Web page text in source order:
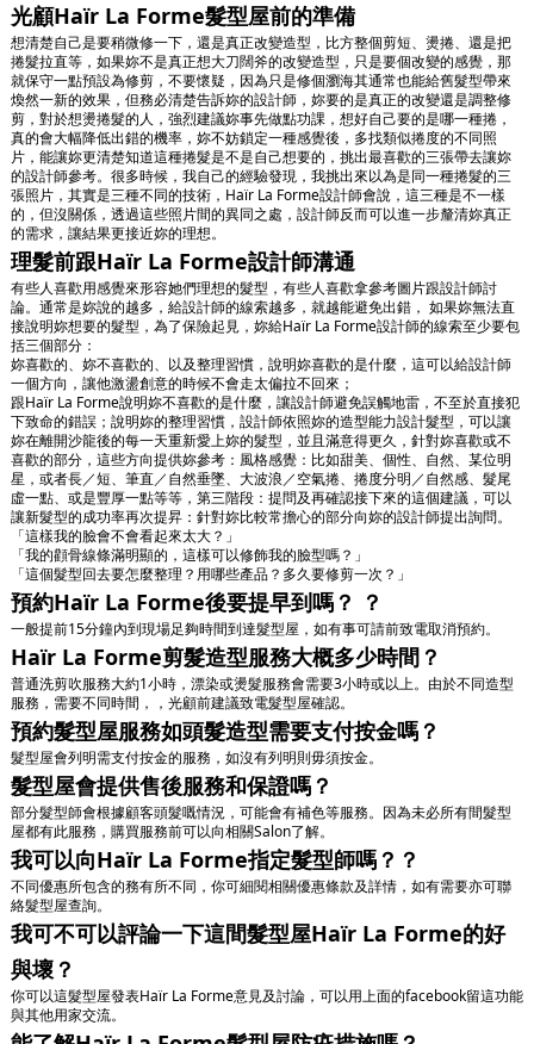
光顧Haïr La Forme髮型屋前的準備
想清楚自己是要稍微修一下，還是真正改變造型，比方整個剪短、燙捲、還是把
捲髮拉直等，如果妳不是真正想大刀闊斧的改變造型，只是要個改變的感覺，那
就保守一點預設為修剪，不要懷疑，因為只是修個瀏海其通常也能給舊髮型帶來
煥然一新的效果，但務必清楚告訴妳的設計師，妳要的是真正的改變還是調整修
剪，對於想燙捲髮的人，強烈建議妳事先做點功課，想好自己要的是哪一種捲，
真的會大幅降低出錯的機率，妳不妨鎖定一種感覺後，多找類似捲度的不同照
片，能讓妳更清楚知道這種捲髮是不是自己想要的，挑出最喜歡的三張帶去讓妳
的設計師參考。很多時候，我自己的經驗發現，我挑出來以為是同一種捲髮的三
張照片，其實是三種不同的技術，Haïr La Forme設計師會說，這三種是不一樣
的，但沒關係，透過這些照片間的異同之處，設計師反而可以進一步釐清妳真正
的需求，讓結果更接近妳的理想。
理髮前跟Haïr La Forme設計師溝通
有些人喜歡用感覺來形容她們理想的髮型，有些人喜歡拿參考圖片跟設計師討
論。通常是妳說的越多，給設計師的線索越多，就越能避免出錯， 如果妳無法直
接說明妳想要的髮型，為了保險起見，妳給Haïr La Forme設計師的線索至少要包
括三個部分：
妳喜歡的、妳不喜歡的、以及整理習慣，說明妳喜歡的是什麼，這可以給設計師
一個方向，讓他激盪創意的時候不會走太偏拉不回來；
跟Haïr La Forme說明妳不喜歡的是什麼，讓設計師避免誤觸地雷，不至於直接犯
下致命的錯誤；說明妳的整理習慣，設計師依照妳的造型能力設計髮型，可以讓
妳在離開沙龍後的每一天重新愛上妳的髮型，並且滿意得更久，針對妳喜歡或不
喜歡的部分，這些方向提供妳參考：風格感覺：比如甜美、個性、自然、某位明
星，或者長／短、筆直／自然垂墜、大波浪／空氣捲、捲度分明／自然感、髮尾
虛一點、或是豐厚一點等等，第三階段：提問及再確認接下來的這個建議，可以
讓新髮型的成功率再次提昇：針對妳比較常擔心的部分向妳的設計師提出詢問。
「這樣我的臉會不會看起來太大？」
「我的顴骨線條滿明顯的，這樣可以修飾我的臉型嗎？」
「這個髮型回去要怎麼整理？用哪些產品？多久要修剪一次？」
預約Haïr La Forme後要提早到嗎？ ？
一般提前15分鐘內到現場足夠時間到達髮型屋，如有事可請前致電取消預約。
Haïr La Forme剪髮造型服務大概多少時間？
普通洗剪吹服務大約1小時，漂染或燙髮服務會需要3小時或以上。由於不同造型
服務，需要不同時間，，光顧前建議致電髮型屋確認。
預約髮型屋服務如頭髮造型需要支付按金嗎？
髮型屋會列明需支付按金的服務，如沒有列明則毋須按金。
髮型屋會提供售後服務和保證嗎？
部分髮型師會根據顧客頭髮嘅情況，可能會有補色等服務。因為未必所有間髮型
屋都有此服務，購買服務前可以向相關Salon了解。
我可以向Haïr La Forme指定髮型師嗎？？
不同優惠所包含的務有所不同，你可細閱相關優惠條款及詳情，如有需要亦可聯
絡髮型屋查詢。
我可不可以評論一下這間髮型屋Haïr La Forme的好
與壞？
你可以這髮型屋發表Haïr La Forme意見及討論，可以用上面的facebook留這功能
與其他用家交流。